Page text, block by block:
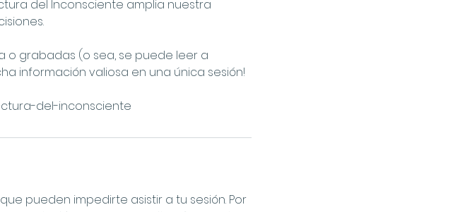
del Inconsciente amplia nuestra
o grabadas (o sea, se puede leer a
información valiosa en una única sesión!
del-inconsciente
pueden impedirte asistir a tu sesión. Por